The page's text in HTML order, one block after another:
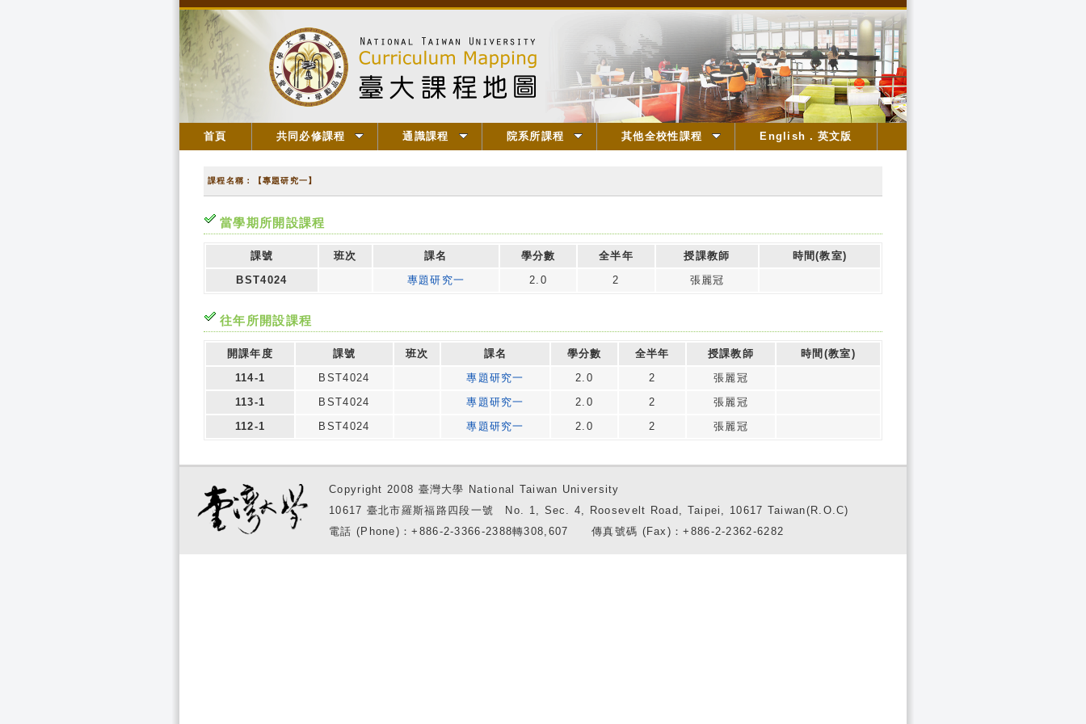
首頁 共同必修課程 通識課程 院系所課程 其他全校性課程 English．英文版
課程名稱：【專題研究一】
當學期所開設課程
課號 班次 課名 學分數 全半年 授課教師
時間(教室)
BST4024
專題研究一 2.0 2 張麗冠
往年所開設課程
開課年度 課號 班次 課名 學分數 全半年 授課教師
時間(教室)
114-1
BST4024 專題研究一 2.0 2
張麗冠
113-1
BST4024 專題研究一 2.0 2
張麗冠
112-1
BST4024 專題研究一 2.0 2 張麗冠
Copyright 2008 臺灣大學 National Taiwan University
10617 臺北市羅斯福路四段一號 No. 1, Sec. 4, Roosevelt Road, Taipei, 10617 Taiwan(R.O.C)
電話 (Phone)：+886-2-3366-2388轉308,607 傳真號碼 (Fax)：+886-2-2362-6282